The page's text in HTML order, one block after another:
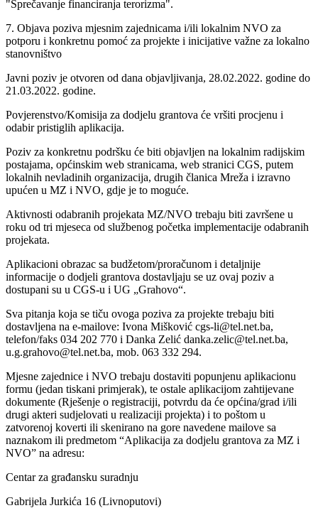
"Sprečavanje financiranja terorizma".
7. Objava poziva mjesnim zajednicama i/ili lokalnim NVO za
potporu i konkretnu pomoć za projekte i inicijative važne za lokalno
stanovništvo
Javni poziv je otvoren od dana objavljivanja, 28.02.2022. godine do
21.03.2022. godine.
Povjerenstvo/Komisija za dodjelu grantova će vršiti procjenu i
odabir pristiglih aplikacija.
Poziv za konkretnu podršku će biti objavljen na lokalnim radijskim
postajama, općinskim web stranicama, web stranici CGS, putem
lokalnih nevladinih organizacija, drugih članica Mreža i izravno
upućen u MZ i NVO, gdje je to moguće.
Aktivnosti odabranih projekata MZ/NVO trebaju biti završene u
roku od tri mjeseca od službenog početka implementacije odabranih
projekata.
Aplikacioni obrazac sa budžetom/proračunom i detaljnije
informacije o dodjeli grantova dostavljaju se uz ovaj poziv a
dostupani su u CGS-u i UG „Grahovo“.
Sva pitanja koja se tiču ovoga poziva za projekte trebaju biti
dostavljena na e-mailove: Ivona Mišković cgs-li@tel.net.ba,
telefon/faks 034 202 770 i Danka Zelić danka.zelic@tel.net.ba,
u.g.grahovo@tel.net.ba, mob. 063 332 294.
Mjesne zajednice i NVO trebaju dostaviti popunjenu aplikacionu
formu (jedan tiskani primjerak), te ostale aplikacijom zahtijevane
dokumente (Rješenje o registraciji, potvrdu da će općina/grad i/ili
drugi akteri sudjelovati u realizaciji projekta) i to poštom u
zatvorenoj koverti ili skenirano na gore navedene mailove sa
naznakom ili predmetom “Aplikacija za dodjelu grantova za MZ i
NVO” na adresu:
Centar za građansku suradnju
Gabrijela Jurkića 16 (Livnoputovi)